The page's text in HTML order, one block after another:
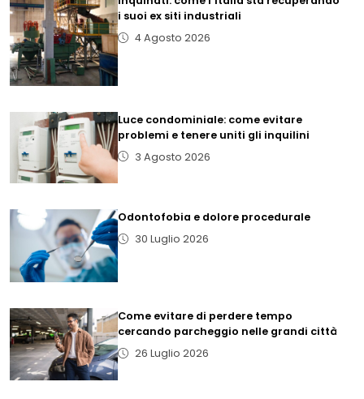
i suoi ex siti industriali
4 Agosto 2026
Luce condominiale: come evitare
problemi e tenere uniti gli inquilini
3 Agosto 2026
Odontofobia e dolore procedurale
30 Luglio 2026
Come evitare di perdere tempo
cercando parcheggio nelle grandi città
26 Luglio 2026